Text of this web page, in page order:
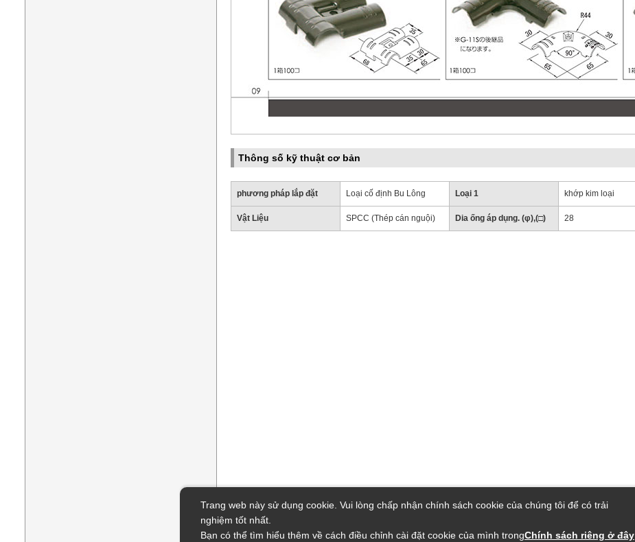
Thông số kỹ thuật cơ bản
phương pháp lắp đặt Loại cố định Bu Lông Loại 1 khớp kim loại
Vật Liệu SPCC (Thép cán nguội) Dia ống áp dụng. (φ),(□) 28
Trang web này sử dụng cookie. Vui lòng chấp nhận chính sách cookie của chúng tôi để có trải
nghiệm tốt nhất.
Bạn có thể tìm hiểu thêm về cách điều chỉnh cài đặt cookie của mình trongChính sách riêng ở đây